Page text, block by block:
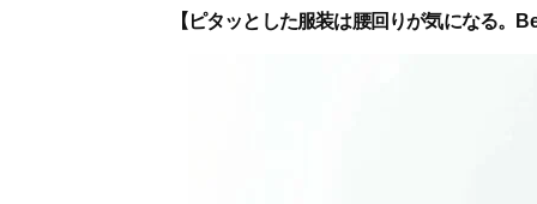
【ピタッとした服装は腰回りが気になる。